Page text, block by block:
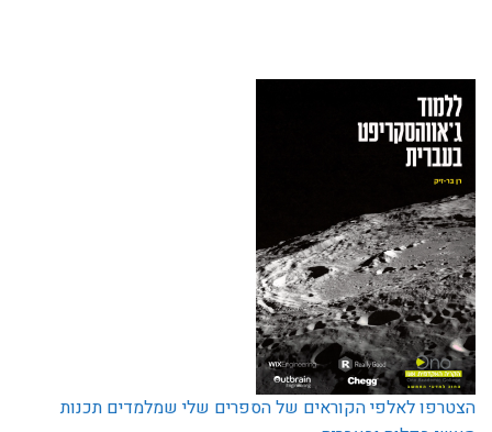
הצטרפו לאלפי הקוראים של הספרים שלי שמלמדים תכנות